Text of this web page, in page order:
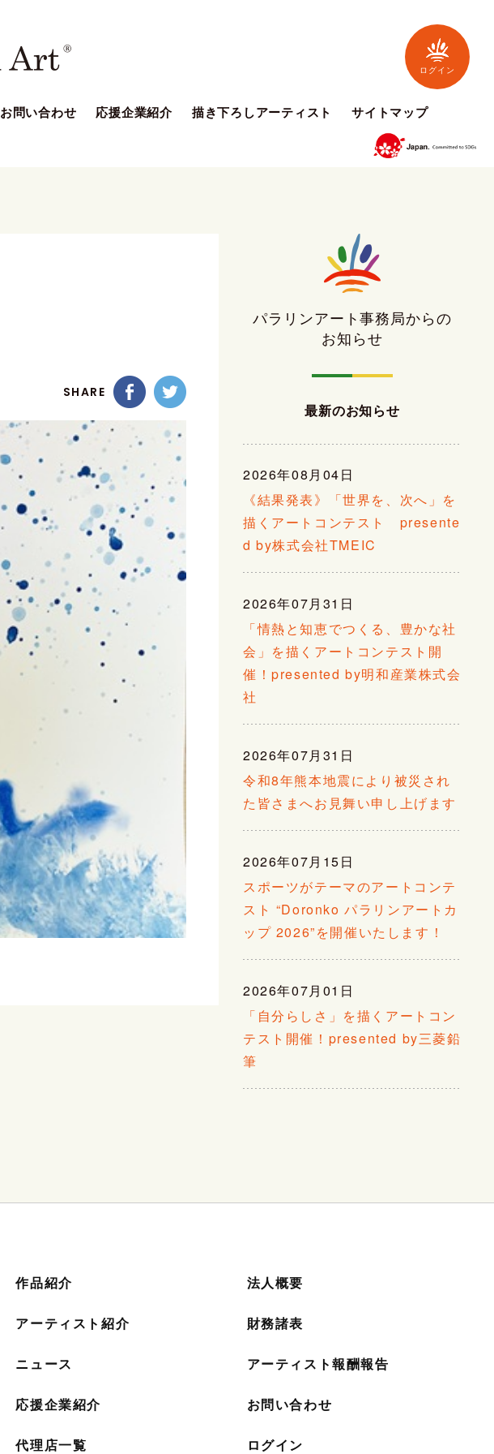
お問い合わせ 応援企業紹介 描き下ろしアーティスト サイトマップ
ログイン
SHARE
パラリンアート事務局からの
お知らせ
最新のお知らせ
2026年08月04日
《結果発表》「世界を、次へ」を
描くアートコンテスト presente
d by株式会社TMEIC
2026年07月31日
「情熱と知恵でつくる、豊かな社
会」を描くアートコンテスト開
催！presented by明和産業株式会
社
2026年07月31日
令和8年熊本地震により被災され
た皆さまへお見舞い申し上げます
2026年07月15日
スポーツがテーマのアートコンテ
スト “Doronko パラリンアートカ
ップ 2026”を開催いたします！
2026年07月01日
「自分らしさ」を描くアートコン
テスト開催！presented by三菱鉛
筆
作品紹介
アーティスト紹介
ニュース
応援企業紹介
代理店一覧
法人概要
財務諸表
アーティスト報酬報告
お問い合わせ
ログイン